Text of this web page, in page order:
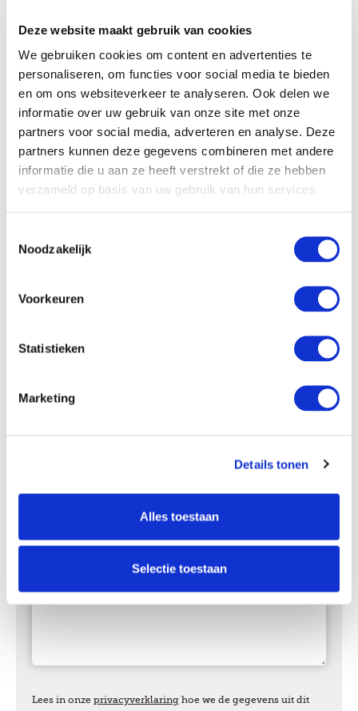
Deze website maakt gebruik van cookies
We gebruiken cookies om content en advertenties te
personaliseren, om functies voor social media te bieden
en om ons websiteverkeer te analyseren. Ook delen we
informatie over uw gebruik van onze site met onze
partners voor social media, adverteren en analyse. Deze
partners kunnen deze gegevens combineren met andere
informatie die u aan ze heeft verstrekt of die ze hebben
verzameld op basis van uw gebruik van hun services.
Noodzakelijk
Voorkeuren
Statistieken
Marketing
Details tonen
Alles toestaan
Selectie toestaan
vragen? Wij vertellen graag wat we voor u kunnen
Lees in onze privacyverklaring hoe we de gegevens uit dit